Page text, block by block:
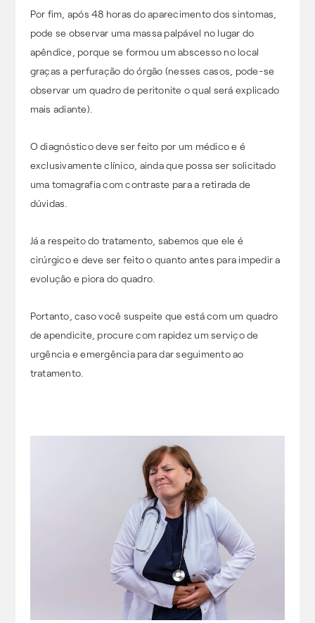
Por fim, após 48 horas do aparecimento dos sintomas,
pode se observar uma massa palpável no lugar do
apêndice, porque se formou um abscesso no local
graças a perfuração do órgão (nesses casos, pode-se
observar um quadro de peritonite o qual será explicado
mais adiante).
O diagnóstico deve ser feito por um médico e é
exclusivamente clínico, ainda que possa ser solicitado
uma tomagrafia com contraste para a retirada de
dúvidas.
Já a respeito do tratamento, sabemos que ele é
cirúrgico e deve ser feito o quanto antes para impedir a
evolução e piora do quadro.
Portanto, caso você suspeite que está com um quadro
de apendicite, procure com rapidez um serviço de
urgência e emergência para dar seguimento ao
tratamento.